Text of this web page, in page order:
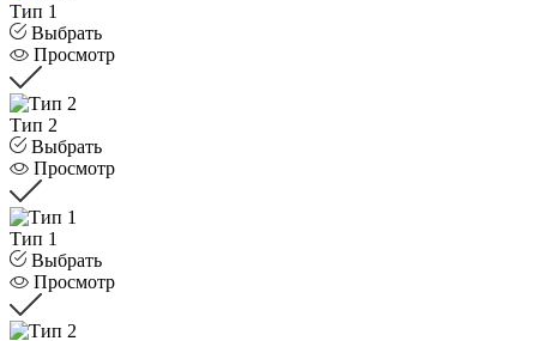
Тип 1
Выбрать
Просмотр
Тип 2
Выбрать
Просмотр
Тип 1
Выбрать
Просмотр